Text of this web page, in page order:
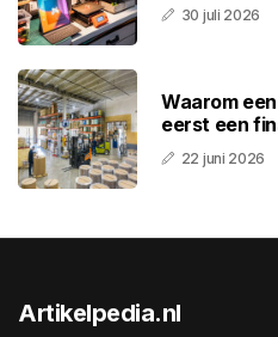
30 juli 2026
Waarom
eerst een
22 juni 2026
Artikelpedia.nl